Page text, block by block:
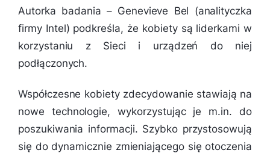
Autorka badania – Genevieve Bel (analityczka
firmy Intel) podkreśla, że kobiety są liderkami w
korzystaniu z Sieci i urządzeń do niej
podłączonych.
Współczesne kobiety zdecydowanie stawiają na
nowe technologie, wykorzystując je m.in. do
poszukiwania informacji. Szybko przystosowują
się do dynamicznie zmieniającego się otoczenia